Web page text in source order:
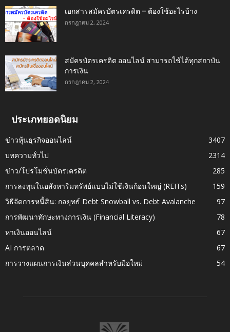
เอกสารสมัครบัตรเครดิต – ต้องใช้อะไรบ้าง
กรกฎาคม 2, 2024
สมัครบัตรเครดิต ออนไลน์ สามารถใช้ได้ทุกสถาบัน
การเงิน
กรกฎาคม 2, 2024
ประเภทยอดนิยม
ข่าวหุ้นธุรกิจออนไลน์
3407
บทความทั่วไป
2314
ข่าว/โปรโมชั่นบัตรเครดิต
285
การลงทุนในอสังหาริมทรัพย์แบบไม่ใช้เงินก้อนใหญ่ (REITs)
159
วิธีจัดการหนี้สิน: กลยุทธ์ Debt Snowball vs. Debt Avalanche
97
การพัฒนาทักษะทางการเงิน (Financial Literacy)
78
หาเงินออนไลน์
67
AI การตลาด
67
การวางแผนการเงินส่วนบุคคลสำหรับมือใหม่
54